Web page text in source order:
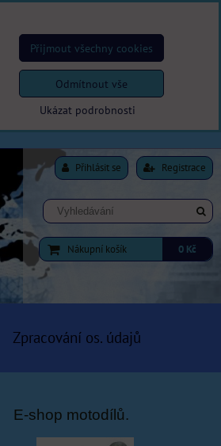
Přihlásit se Registrace
Nákupní košík 0 Kč
Zpracování os. údajů
E-shop motodílů.
Ukázat podrobnosti
Přijmout všechny cookies
Odmítnout vše